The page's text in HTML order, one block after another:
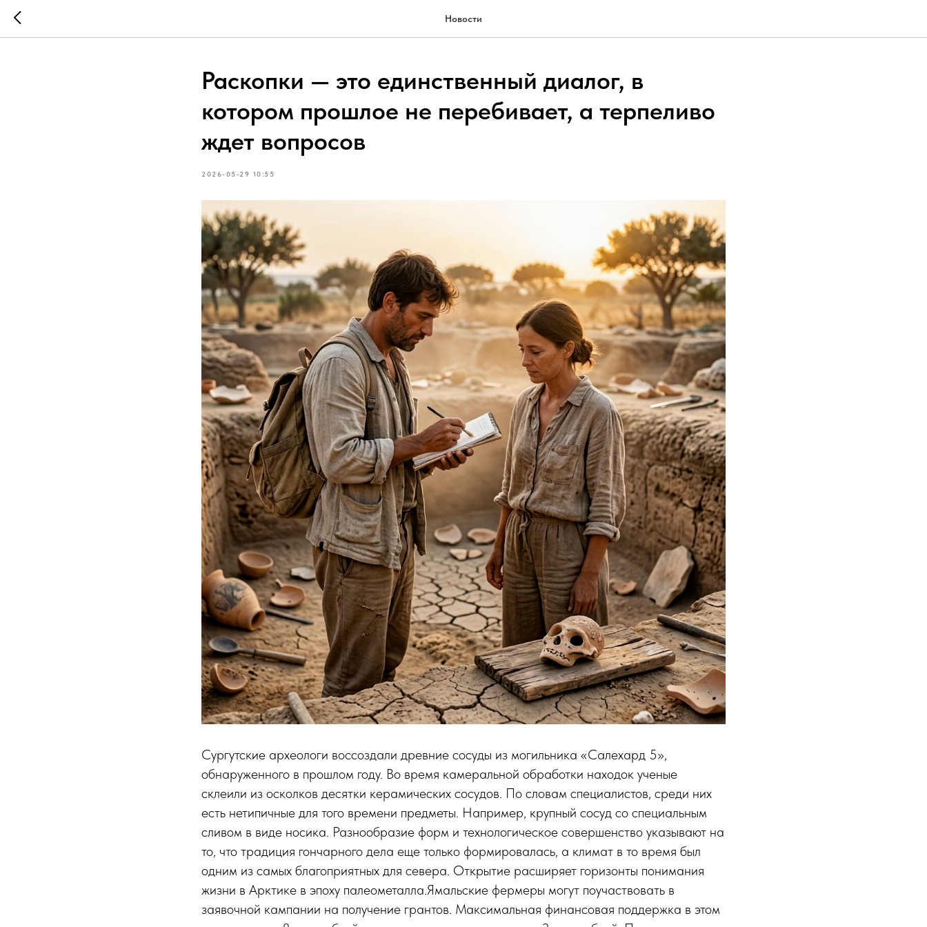
Новости
Раскопки — это единственный диалог, в
котором прошлое не перебивает, а терпеливо
ждет вопросов
2026-05-29 10:55
Сургутские археологи воссоздали древние сосуды из могильника «Салехард 5»,
обнаруженного в прошлом году. Во время камеральной обработки находок ученые
склеили из осколков десятки керамических сосудов. По словам специалистов, среди них
есть нетипичные для того времени предметы. Например, крупный сосуд со специальным
сливом в виде носика. Разнообразие форм и технологическое совершенство указывают на
то, что традиция гончарного дела еще только формировалась, а климат в то время был
одним из самых благоприятных для севера. Открытие расширяет горизонты понимания
жизни в Арктике в эпоху палеометалла.Ямальские фермеры могут поучаствовать в
заявочной кампании на получение грантов. Максимальная финансовая поддержка в этом